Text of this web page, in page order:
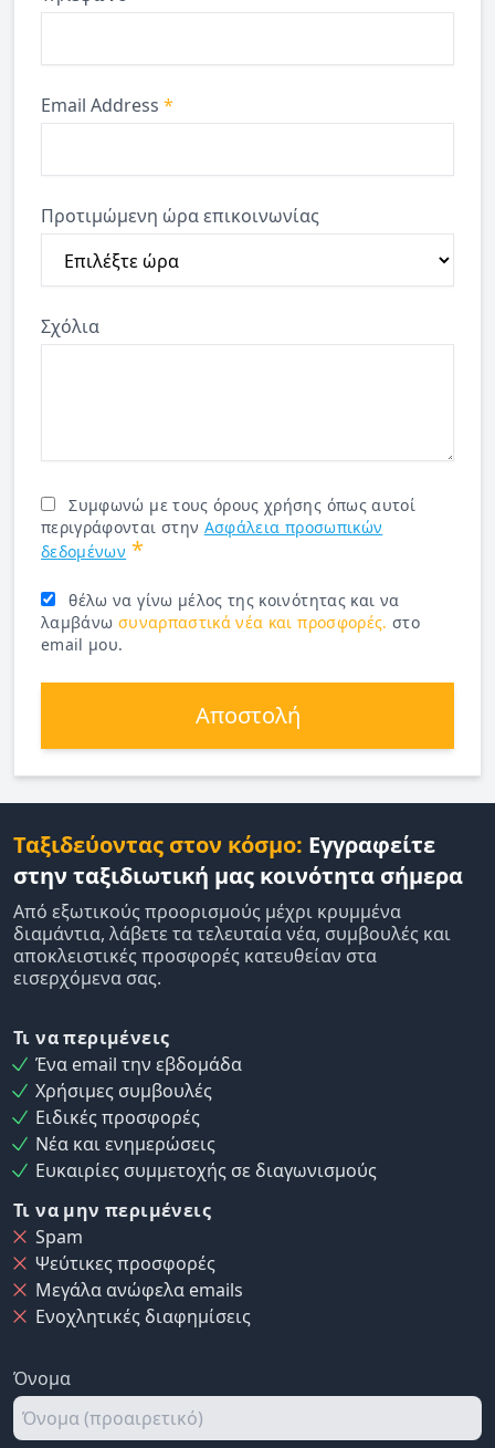
Email Address *
Προτιμώμενη ώρα επικοινωνίας
Σχόλια
Συμφωνώ με τους όρους χρήσης όπως αυτοί
περιγράφονται στην Ασφάλεια προσωπικών
δεδομένων *
θέλω να γίνω μέλος της κοινότητας και να
λαμβάνω συναρπαστικά νέα και προσφορές. στο
email μου.
Αποστολή
Ταξιδεύοντας στον κόσμο: Εγγραφείτε
στην ταξιδιωτική μας κοινότητα σήμερα
Από εξωτικούς προορισμούς μέχρι κρυμμένα
διαμάντια, λάβετε τα τελευταία νέα, συμβουλές και
αποκλειστικές προσφορές κατευθείαν στα
εισερχόμενα σας.
Τι να περιμένεις
Ένα email την εβδομάδα
Χρήσιμες συμβουλές
Ειδικές προσφορές
Νέα και ενημερώσεις
Ευκαιρίες συμμετοχής σε διαγωνισμούς
Τι να μην περιμένεις
Spam
Ψεύτικες προσφορές
Μεγάλα ανώφελα emails
Ενοχλητικές διαφημίσεις
Όνομα